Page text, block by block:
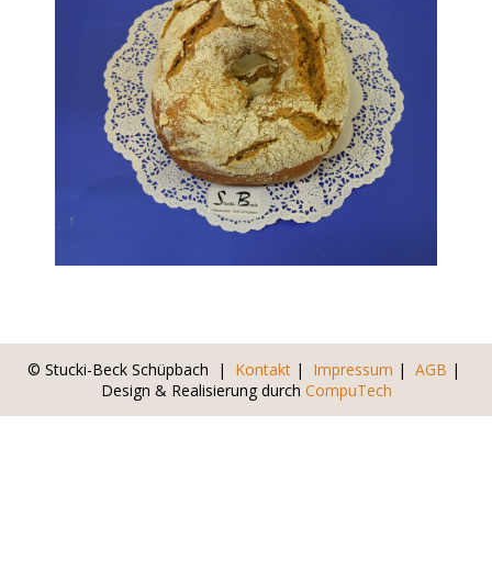
© Stucki-Beck Schüpbach | Kontakt | Impressum | AGB |
Design & Realisierung durch CompuTech